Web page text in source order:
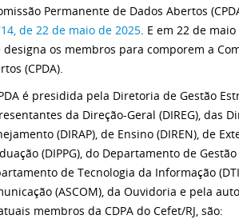
Permanente de Dados Abertos
de 22 de maio de 2025. E em 22 de maio
designa os membros para comporem a
(CPDA).
é presidida pela Diretoria de Gestão
da Direção-Geral (DIREG), das
(DIRAP), de Ensino (DIREN), de
(DIPPG), do Departamento de Gestão
de Tecnologia da Informação
(ASCOM), da Ouvidoria e pela
membros da CDPA do Cefet/RJ, são: